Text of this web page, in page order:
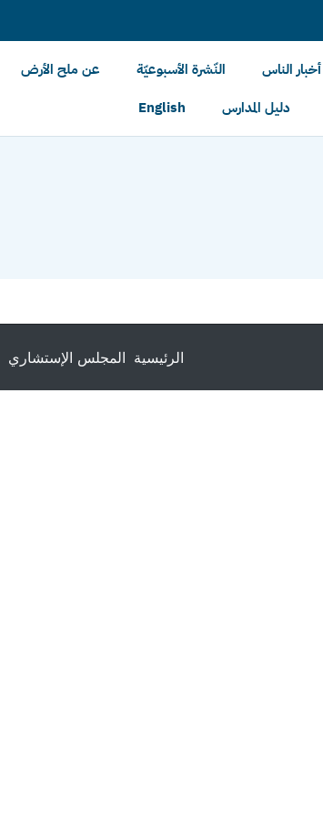
أخبار الناس النّشرة الأسبوعيّة عن ملح الأرض
دليل المدارس English
الرئيسية المجلس الإستشاري